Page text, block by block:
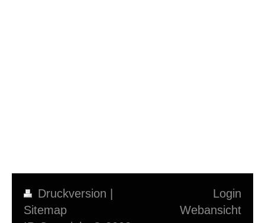
Druckversion
Sitemap
Login
Webansicht